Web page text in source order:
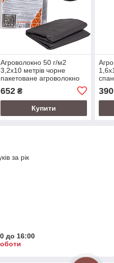
Агроволокно 50 г/м2
3,2х10 метрів чорне
пакетоване агроволокно
652₴
Купити
390
за рік
до 16:00